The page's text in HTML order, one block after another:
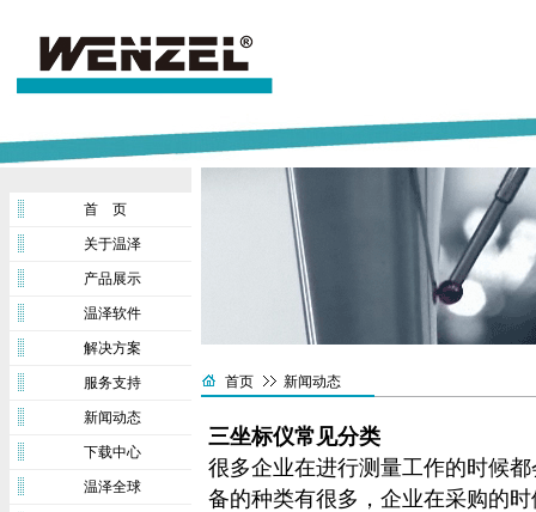
首 页
关于温泽
产品展示
温泽软件
解决方案
服务支持
新闻动态
下载中心
温泽全球
首页 新闻动态
三坐标仪常见分类
很多企业在进行测量工作的时候
备的种类有很多，企业在采购的